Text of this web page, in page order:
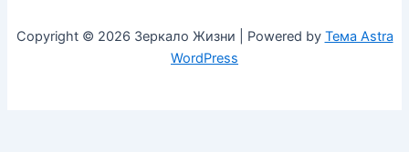
Copyright © 2026 Зеркало Жизни | Powered by Тема Astra
WordPress